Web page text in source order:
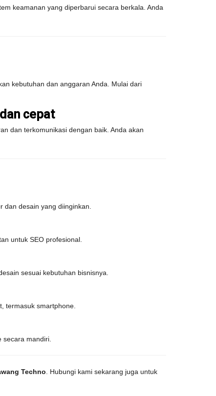
keamanan yang diperbarui secara berkala. Anda
kebutuhan dan anggaran Anda. Mulai dari
cepat
dan terkomunikasi dengan baik. Anda akan
desain yang diinginkan.
untuk SEO profesional.
sesuai kebutuhan bisnisnya.
termasuk smartphone.
mandiri.
Techno . Hubungi kami sekarang juga untuk